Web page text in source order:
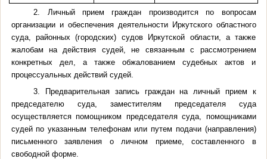
2. Личный прием граждан производится по вопросам
организации и обеспечения деятельности Иркутского областного
суда, районных (городских) судов Иркутской области, а также
жалобам на действия судей, не связанным с рассмотрением
конкретных дел, а также обжалованием судебных актов и
процессуальных действий судей.
3. Предварительная запись граждан на личный прием к
председателю суда, заместителям председателя суда
осуществляется помощником председателя суда, помощниками
судей по указанным телефонам или путем подачи (направления)
письменного заявления о личном приеме, составленного в
свободной форме.